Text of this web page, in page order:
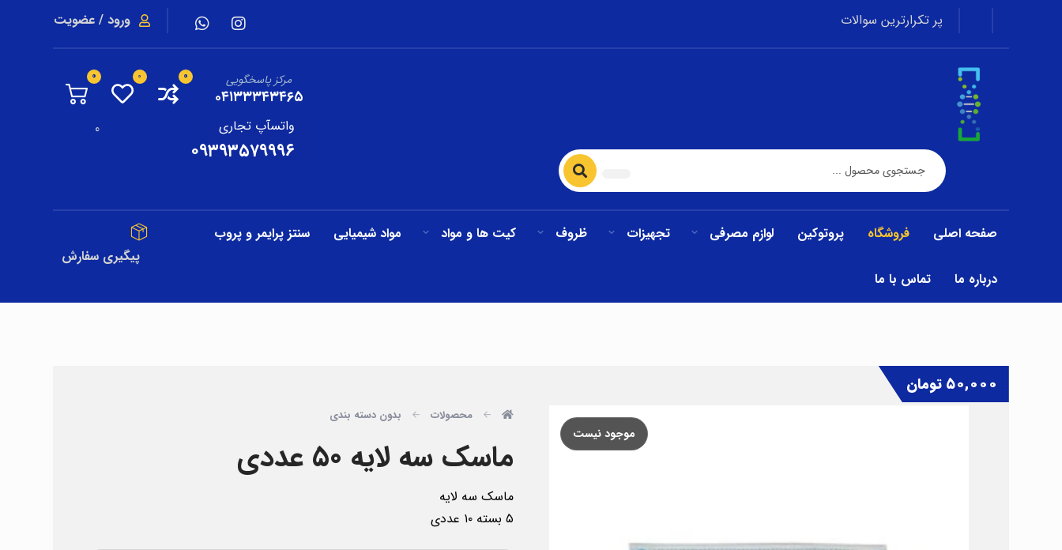
پر تکرارترین سوالات ورود / عضویت
0
مرکز پاسخگویی
۰۴۱۳۳۳۴۳۴۶۵
واتسآپ تجاری
۰۹۳۹۳۵۷۹۹۹۶
صفحه اصلی فروشگاه پروتوکین لوازم مصرفی تجهیزات ظروف کیت ها و مواد مواد شیمیایی سنتز پرایمر و پروب
درباره ما تماس با ما
پیگیری سفارش
موجود نیست
محصولات بدون دسته بندی
ماسک سه لایه ۵۰ عددی
۵۰,۰۰۰ تومان
ماسک سه لایه
۵ بسته ۱۰ عددی